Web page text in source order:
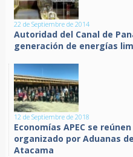
22 de Septiembre de 2014
Autoridad del Canal de
generación de energías
12 de Septiembre de 2018
Economías APEC se
organizado por Aduanas
Atacama